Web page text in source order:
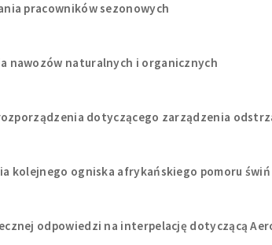
pracowników sezonowych
nawozów naturalnych i organicznych
dotyczącego zarządzenia
kolejnego ogniska afrykańskiego pomoru świń
odpowiedzi na interpelację dotyczącą